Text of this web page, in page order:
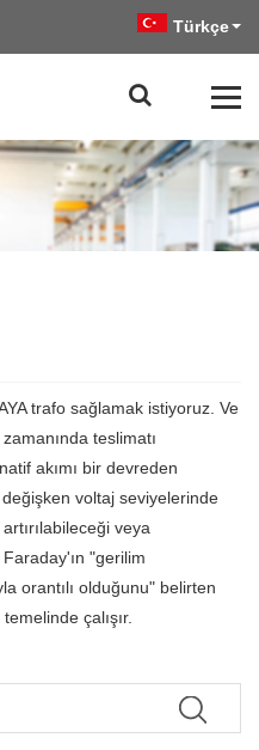
Türkçe
trafo sağlamak istiyoruz. Ve
teslimatı
akımı bir devreden
voltaj seviyelerinde
veya
"gerilim
orantılı olduğunu" belirten
çalışır.